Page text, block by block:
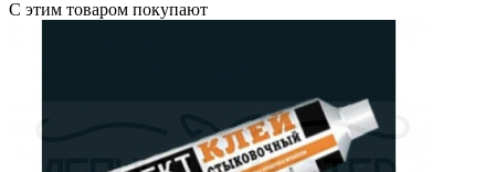
С этим товаром покупают